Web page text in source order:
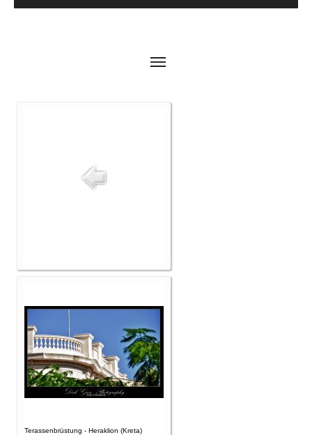
Terassenbrüstung - Heraklion (Kreta)